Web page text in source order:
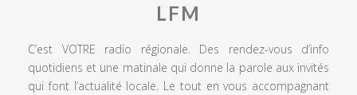
LFM
C’est VOTRE radio régionale. Des rendez-vous d’info
quotidiens et une matinale qui donne la parole aux invités
qui font l’actualité locale. Le tout en vous accompagnant